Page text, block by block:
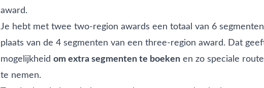
award.
Je hebt met twee two-region awards een totaal van 6
plaats van de 4 segmenten van een three-region award. Dat
mogelijkheid om extra segmenten te boeken en zo speciale
te nemen.